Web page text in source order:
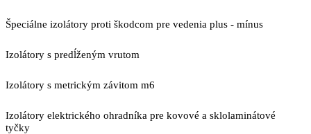
Špeciálne izolátory proti škodcom pre vedenia plus - mínus
Izolátory s predĺženým vrutom
Izolátory s metrickým závitom m6
Izolátory elektrického ohradníka pre kovové a sklolaminátové
tyčky